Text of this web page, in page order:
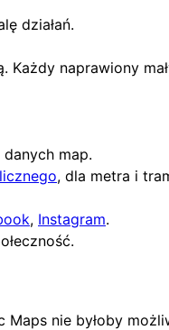
działań.
naprawiony
map.
, dla metra i
, Instagram.
Maps nie byłoby